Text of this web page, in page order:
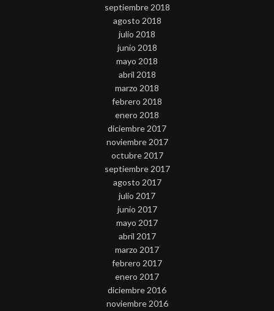
septiembre 2018
agosto 2018
julio 2018
junio 2018
mayo 2018
abril 2018
marzo 2018
febrero 2018
enero 2018
diciembre 2017
noviembre 2017
octubre 2017
septiembre 2017
agosto 2017
julio 2017
junio 2017
mayo 2017
abril 2017
marzo 2017
febrero 2017
enero 2017
diciembre 2016
noviembre 2016